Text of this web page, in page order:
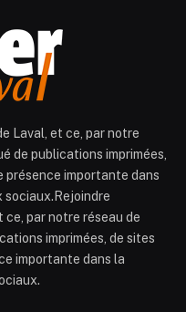
Laval, et ce, par notre
de publications imprimées,
présence importante dans
sociaux.Rejoindre
ce, par notre réseau de
imprimées, de sites
importante dans la